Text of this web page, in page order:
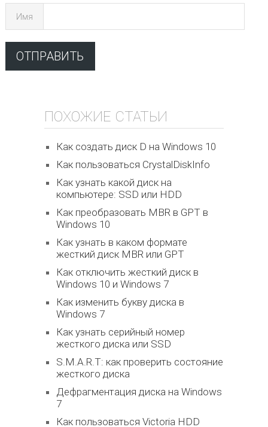
Имя
ПОХОЖИЕ СТАТЬИ
Как создать диск D на Windows 10
Как пользоваться CrystalDiskInfo
Как узнать какой диск на
компьютере: SSD или HDD
Как преобразовать MBR в GPT в
Windows 10
Как узнать в каком формате
жесткий диск MBR или GPT
Как отключить жесткий диск в
Windows 10 и Windows 7
Как изменить букву диска в
Windows 7
Как узнать серийный номер
жесткого диска или SSD
S.M.A.R.T: как проверить состояние
жесткого диска
Дефрагментация диска на Windows
7
Как пользоваться Victoria HDD